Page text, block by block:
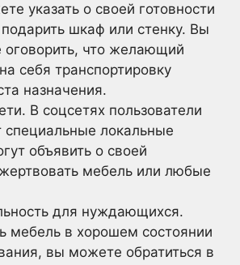
указать о своей готовности
шкаф или стенку. Вы
что желающий
себя транспортировку
назначения.
В соцсетях пользователи
специальные локальные
объявить о своей
мебель или любые
для нуждающихся.
мебель в хорошем состоянии
вы можете обратиться в